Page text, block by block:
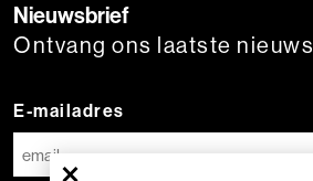
Nieuwsbrief
Ontvang ons laatste nieuws
E-mailadres